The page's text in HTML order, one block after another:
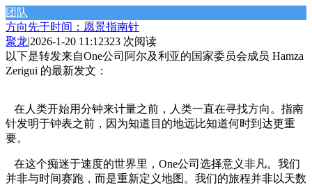
团队
方向先于时间：愿景指南针
聚龙|2026-1-20 11:12323 次阅读
以下是转发来自One公司阿尔及利亚的国家委员会成员 Hamza
Zerigui 的最新发文：
在人类开始用分钟来计量之前，人类一直在寻找方向。指南
针发明于钟表之前，因为知道目的地远比知道何时到达更重
要。
在这个痴迷于速度的世界里，One公司选择意义非凡。我们
并非与时间赛跑，而是重新定义地图。我们的旅程并非以天数